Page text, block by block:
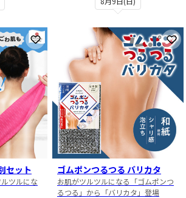
お気に入りに登録
セット
ツルにな
お
ゴムポンつるつる バリカタ
お肌がツルツルになる「ゴムポンつ
るつる」から「バリカタ」登場